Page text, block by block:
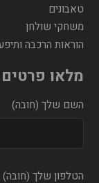
טאבונים
משחקי שולחן
הוראות הרכבה
מלאו
השם שלך (חובה)
הטלפון שלך (חובה)